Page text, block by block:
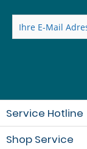
Service Hotline
Shop Service